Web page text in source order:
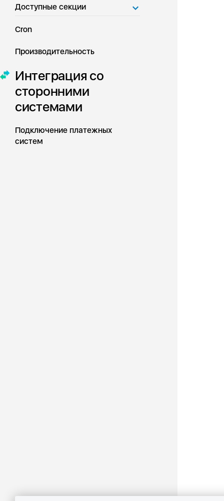
Доступные секции
Cron
Производительность
Интеграция со
сторонними
системами
Подключение платежных
систем